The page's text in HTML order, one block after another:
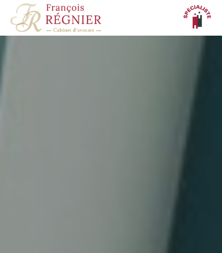
Panneau de gestion des cookies